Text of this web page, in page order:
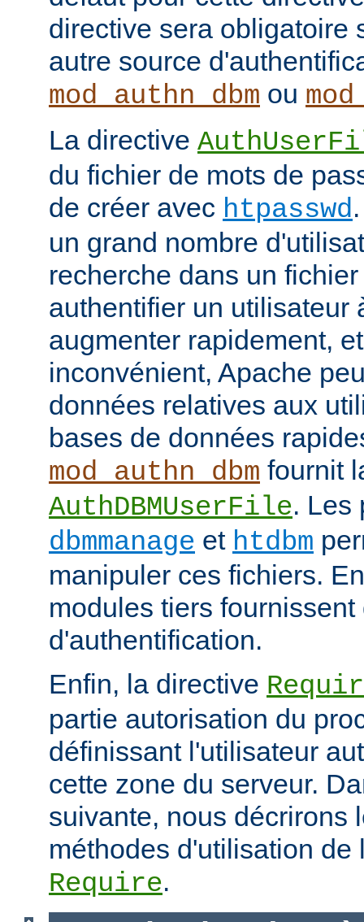
directive sera obligatoire
autre source
mod_authn_dbm ou
La directive
du fichier de mots de
de créer avec htpasswd
un grand nombre
recherche dans un
authentifier un utilisateur
augmenter rapidement,
inconvénient, Apache
données relatives aux
bases de données
mod_authn_dbm fournit
AuthDBMUserFile. Les
dbmmanage et htdbm
manipuler ces fichiers.
modules tiers
d'authentification.
Enfin, la directive
partie autorisation du
définissant l'utilisateur
cette zone du serveur.
suivante, nous décrirons
méthodes d'utilisation de
Require.